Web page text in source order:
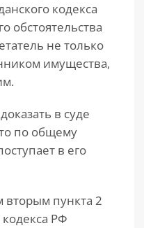
кодекса
обстоятельства
не только
имущества,
в суде
по общему
в его
вторым пункта 2
кодекса РФ